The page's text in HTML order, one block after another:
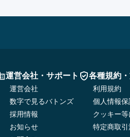
運営会社・サポート
運営会社
数字で見るバトンズ
採用情報
お知らせ
各種規約
利用規約
個人情報
クッキー
特定商取